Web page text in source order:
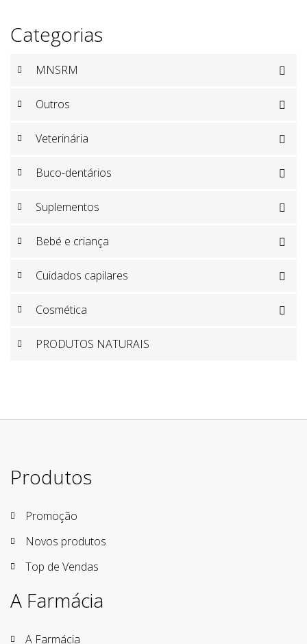
Categorias
MNSRM 
Outros 
Veterinária 
Buco-dentários 
Suplementos 
Bebé e criança 
Cuidados capilares 
Cosmética 
PRODUTOS NATURAIS
Produtos
Promoção
Novos produtos
Top de Vendas
A Farmácia
A Farmácia